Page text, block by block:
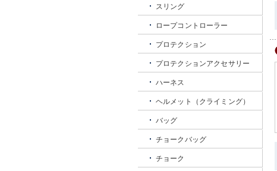
スリング
ロープコントローラー
プロテクション
プロテクションアクセサリー
ハーネス
ヘルメット（クライミング）
バッグ
チョークバッグ
チョーク